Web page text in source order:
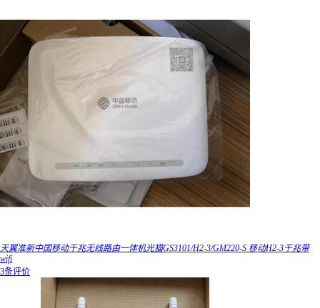
天翼准新中国移动千兆无线路由一体机光猫GS3101/H2-3/GM220-S 移动H2-3千兆带
wifi
3条评价